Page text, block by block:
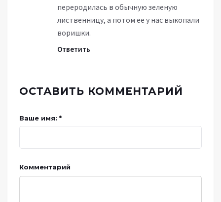
переродилась в обычную зеленую
лиственницу, а потом ее у нас выкопали
воришки.
Ответить
ОСТАВИТЬ КОММЕНТАРИЙ
Ваше имя: *
Комментарий